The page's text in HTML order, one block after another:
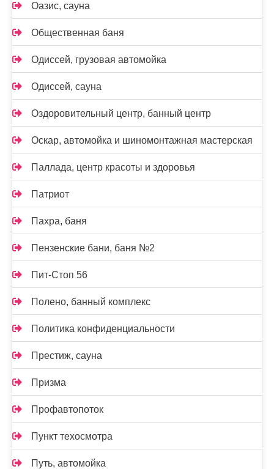
Оазис, сауна
Общественная баня
Одиссей, грузовая автомойка
Одиссей, сауна
Оздоровительный центр, банный центр
Оскар, автомойка и шиномонтажная мастерская
Паллада, центр красоты и здоровья
Патриот
Пахра, баня
Пензенские бани, баня №2
Пит-Стоп 56
Полено, банный комплекс
Политика конфиденциальности
Престиж, сауна
Призма
Профавтопоток
Пункт техосмотра
Путь, автомойка